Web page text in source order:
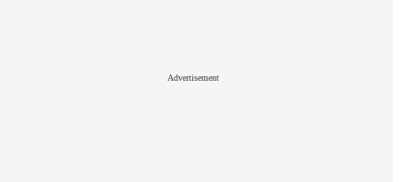
Advertisement